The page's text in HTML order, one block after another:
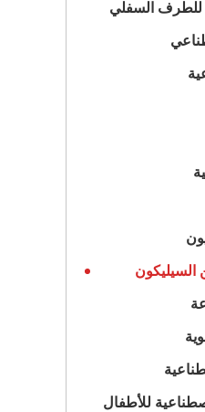
للطرف السفلي
للأطفال